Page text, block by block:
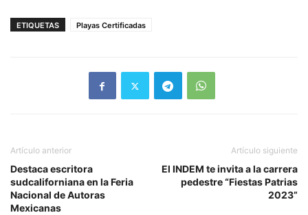
ETIQUETAS Playas Certificadas
Artículo anterior
Destaca escritora
sudcaliforniana en la Feria
Nacional de Autoras
Mexicanas
Artículo siguiente
El INDEM te invita a la carrera
pedestre “Fiestas Patrias
2023”